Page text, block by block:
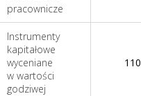
pracownicze
Instrumenty
kapitałowe
wyceniane
w wartości
godziwej
110